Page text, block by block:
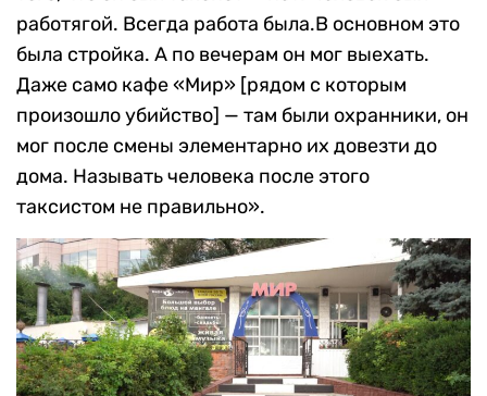
работягой. Всегда работа была.В основном это
была стройка. А по вечерам он мог выехать.
Даже само кафе «Мир» [рядом с которым
произошло убийство] — там были охранники, он
мог после смены элементарно их довезти до
дома. Называть человека после этого
таксистом не правильно».